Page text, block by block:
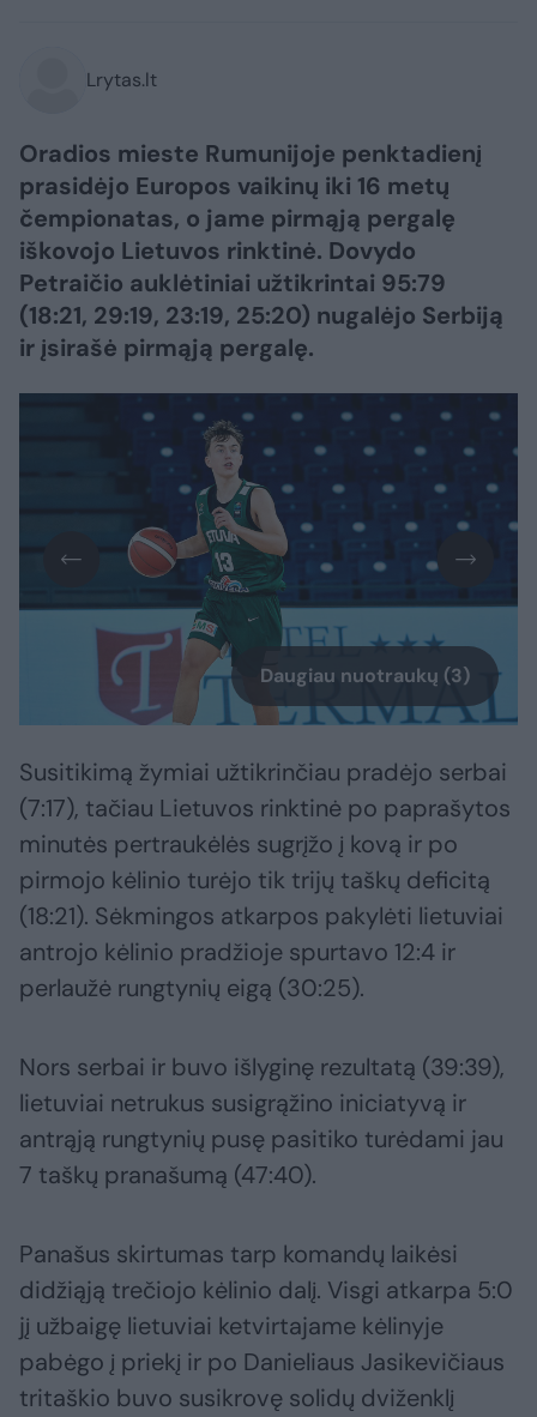
Lrytas.lt
Oradios mieste Rumunijoje penktadienį
prasidėjo Europos vaikinų iki 16 metų
čempionatas, o jame pirmąją pergalę
iškovojo Lietuvos rinktinė. Dovydo
Petraičio auklėtiniai užtikrintai 95:79
(18:21, 29:19, 23:19, 25:20) nugalėjo Serbiją
ir įsirašė pirmąją pergalę.
Daugiau nuotraukų (3)
Susitikimą žymiai užtikrinčiau pradėjo serbai
(7:17), tačiau Lietuvos rinktinė po paprašytos
minutės pertraukėlės sugrįžo į kovą ir po
pirmojo kėlinio turėjo tik trijų taškų deficitą
(18:21). Sėkmingos atkarpos pakylėti lietuviai
antrojo kėlinio pradžioje spurtavo 12:4 ir
perlaužė rungtynių eigą (30:25).
Nors serbai ir buvo išlyginę rezultatą (39:39),
lietuviai netrukus susigrąžino iniciatyvą ir
antrąją rungtynių pusę pasitiko turėdami jau
7 taškų pranašumą (47:40).
Panašus skirtumas tarp komandų laikėsi
didžiąją trečiojo kėlinio dalį. Visgi atkarpa 5:0
jį užbaigę lietuviai ketvirtajame kėlinyje
pabėgo į priekį ir po Danieliaus Jasikevičiaus
tritaškio buvo susikrovę solidų dviženklį